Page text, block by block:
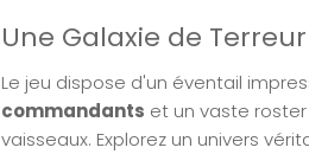
Une Galaxie de Terreur
Le jeu dispose d'un éventail
commandants et un vaste
vaisseaux. Explorez un univers